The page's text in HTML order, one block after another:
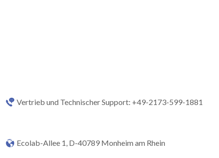
Vertrieb und Technischer Support: +49-2173-599-1881
Ecolab-Allee 1, D-40789 Monheim am Rhein